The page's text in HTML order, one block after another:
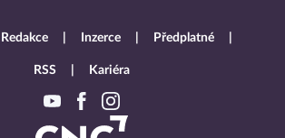
Redakce Inzerce Předplatné
RSS Kariéra